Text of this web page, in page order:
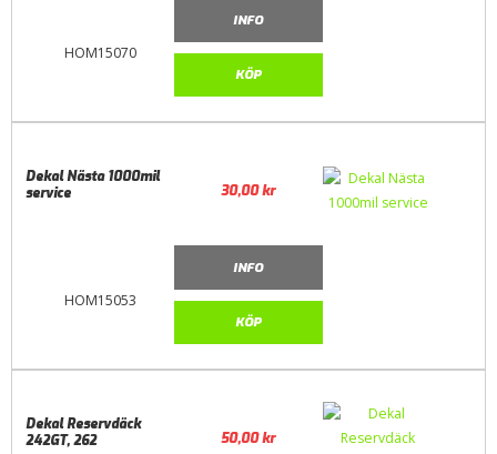
HOM15070
INFO
KÖP
HOM15053
Dekal Nästa 1000mil
service
30,00kr
INFO
KÖP
Dekal Reservdäck
242GT, 262
50,00kr